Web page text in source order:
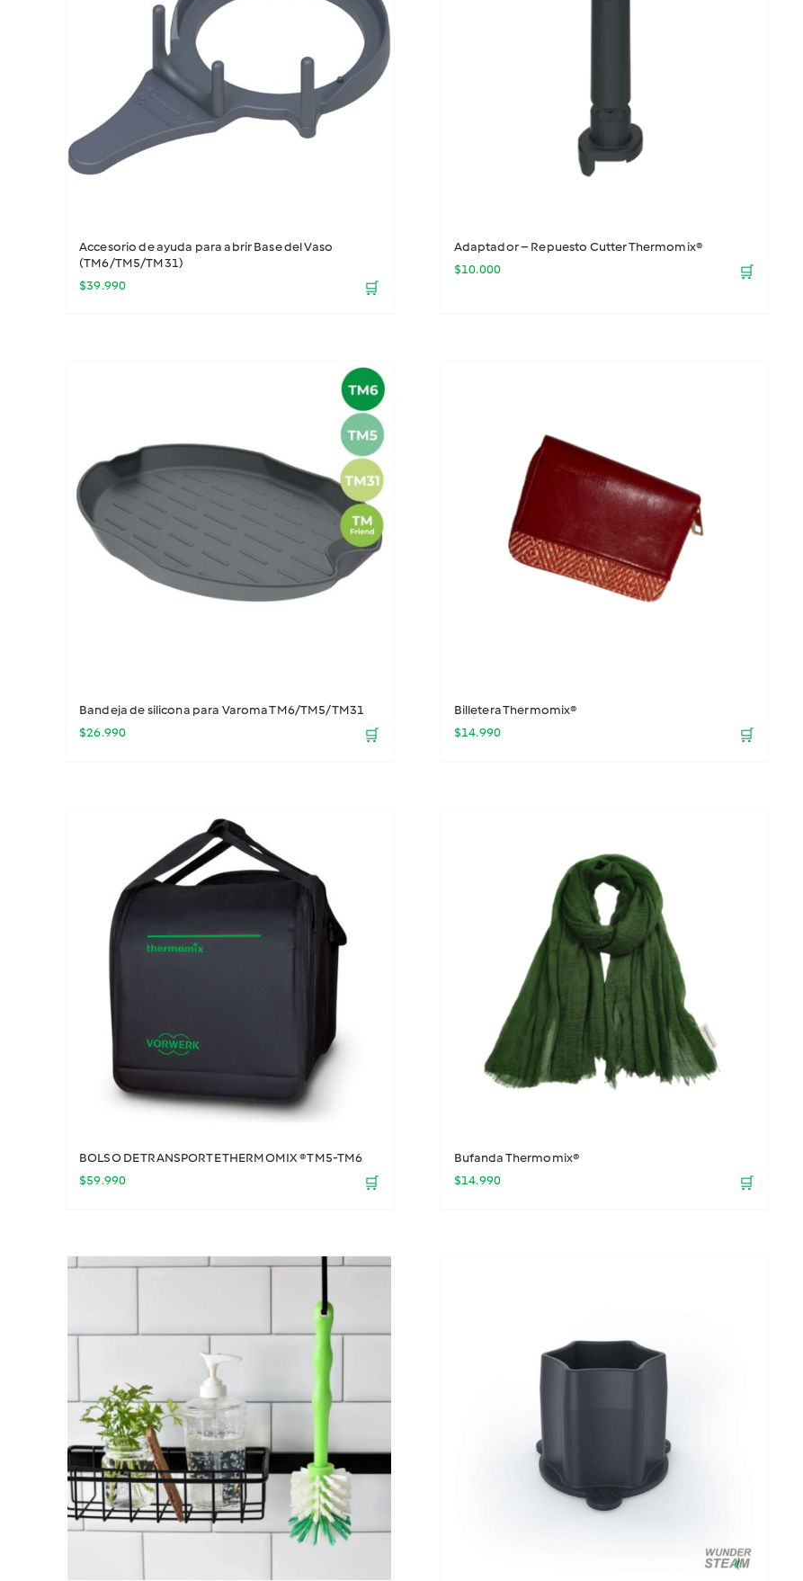
Potencia tu TM7
Merchandising (7)
Especial Regalos Thermomix
Ofertas ¡De miedo! (28)
Pack wow
Consumibles Kobold
Accesorios Kobold
Más vendidos (34)
Accesorio de ayuda para abrir Base del Vaso
(TM6/TM5/TM31)
$39.990 🛒
Adaptador – Repuesto Cutter Thermomix®
$10.000 🛒
Bandeja de silicona para Varoma TM6/TM5/TM31
$26.990 🛒
Billetera Thermomix®
$14.990 🛒
BOLSO DE TRANSPORTE THERMOMIX ® TM5-TM6
$59.990 🛒
Bufanda Thermomix®
$14.990 🛒